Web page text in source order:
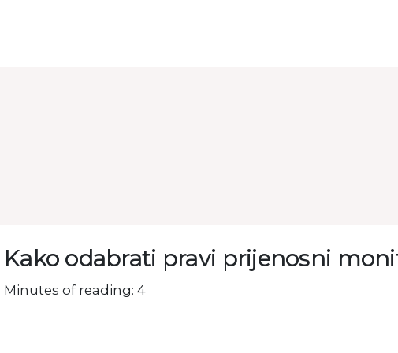
Kako odabrati pravi prijenosni
Minutes of reading: 4